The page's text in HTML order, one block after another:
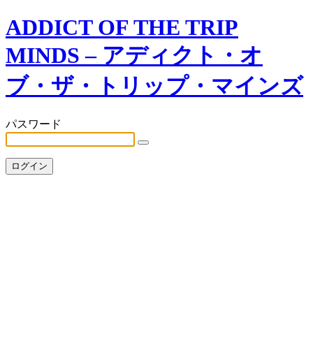
ADDICT OF THE TRIP
MINDS – アディクト・オ
ブ・ザ・トリップ・マインズ
パスワード